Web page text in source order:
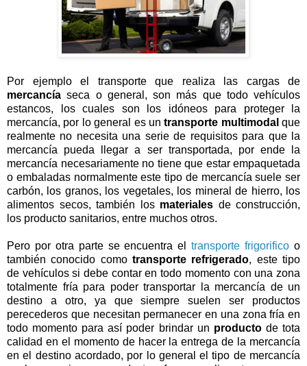
Por ejemplo el transporte que realiza las cargas de
mercancía seca o general, son más que todo vehículos
estancos, los cuales son los idóneos para proteger la
mercancía, por lo general es untransporte multimodal que
realmente no necesita una serie de requisitos para que la
mercancía pueda llegar a ser transportada, por ende la
mercancía necesariamente no tiene que estar empaquetada
o embaladas normalmente este tipo de mercancía suele ser
carbón, los granos, los vegetales, los mineral de hierro, los
alimentos secos, también los materiales de construcción,
los producto sanitarios, entre muchos otros.
Pero por otra parte se encuentra eltransporte frigorifico o
también conocido como transporte refrigerado, este tipo
de vehículos si debe contar en todo momento con una zona
totalmente fría para poder transportar la mercancía de un
destino a otro, ya que siempre suelen ser productos
perecederos que necesitan permanecer en una zona fría en
todo momento para así poder brindar un productode tota
calidad en el momento de hacer la entrega de la mercancía
en el destino acordado, por lo general el tipo de mercancía